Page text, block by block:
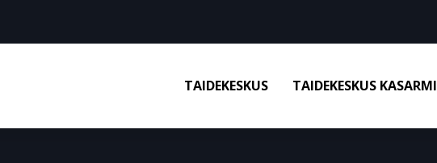
TAIDEKESKUS TAIDEKESKUS KASARMI